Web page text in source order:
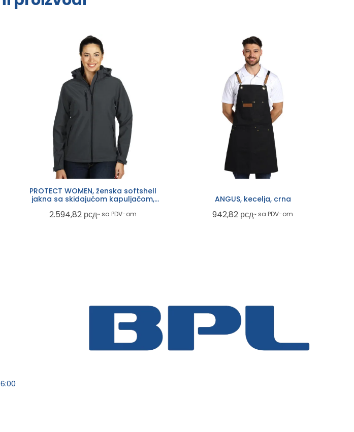
PROTECT WOMEN, ženska softshell
jakna sa skidajućom kapuljačom,
2.594,82 рсд~ sa PDV-om
ANGUS, kecelja, crna
942,82 рсд~ sa PDV-om